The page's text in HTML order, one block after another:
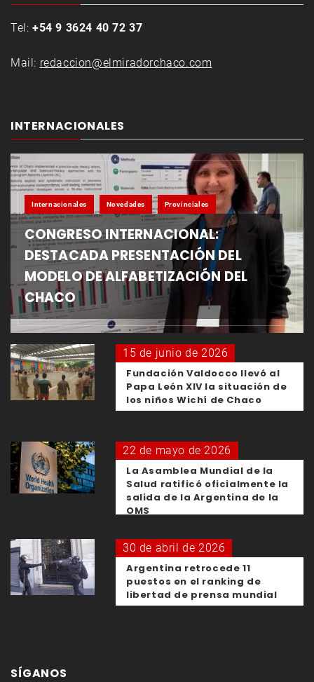
Tel: +54 9 3624 40 72 37
Mail: redaccion@elmiradorchaco.com
INTERNACIONALES
Internacionales Novedades Provinciales
CONGRESO INTERNACIONAL:
DESTACADA PRESENTACIÓN DEL
MODELO DE ALFABETIZACIÓN DEL
CHACO
15 de junio de 2026
Fundación Valdocco llevó al
Papa León XIV la situación de
los niños Wichí de Chaco
22 de mayo de 2026
La Asamblea Mundial de la
Salud ratificó oficialmente la
salida de la Argentina de la
OMS
30 de abril de 2026
Argentina retrocede 11
puestos en el ranking de
libertad de prensa mundial
SÍGANOS